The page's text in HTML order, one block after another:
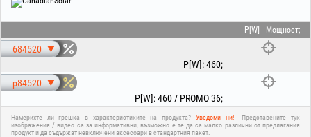
P[W] - Мощност;
684520
P[W]:460;
p84520
P[W]:460 / PROMO 36;
Намерихте ли грешка в характеристиките на продукта? Уведоми ни!
Представените тук
изображения / видео са за информативни, възможно е те да са малко различни от предлагания
продукт и да съдържат невключени аксесоари в стандартния пакет.